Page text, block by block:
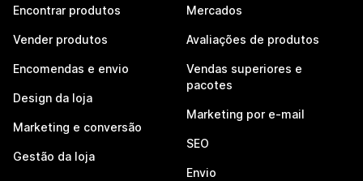
Encontrar produtos
Vender produtos
Encomendas e envio
Design da loja
Marketing e conversão
Gestão da loja
Mercados
Avaliações de produtos
Vendas superiores e
pacotes
Marketing por e-mail
SEO
Envio